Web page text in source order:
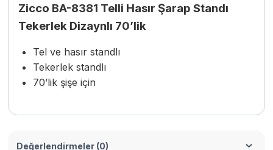
Zicco BA-8381 Telli Hasır Şarap Standı
Tekerlek Dizaynlı 70’lik
Tel ve hasır standlı
Tekerlek standlı
70’lik şişe için
Değerlendirmeler (0)